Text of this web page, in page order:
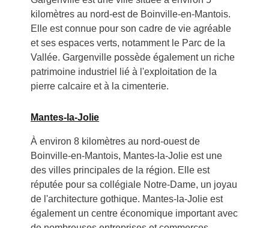
kilomètres au nord-est de Boinville-en-Mantois.
Elle est connue pour son cadre de vie agréable
et ses espaces verts, notamment le Parc de la
Vallée. Gargenville possède également un riche
patrimoine industriel lié à l'exploitation de la
pierre calcaire et à la cimenterie.
Mantes-la-Jolie
À environ 8 kilomètres au nord-ouest de
Boinville-en-Mantois, Mantes-la-Jolie est une
des villes principales de la région. Elle est
réputée pour sa collégiale Notre-Dame, un joyau
de l'architecture gothique. Mantes-la-Jolie est
également un centre économique important avec